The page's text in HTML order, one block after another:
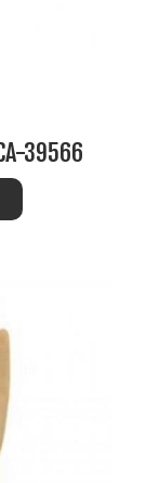
39566